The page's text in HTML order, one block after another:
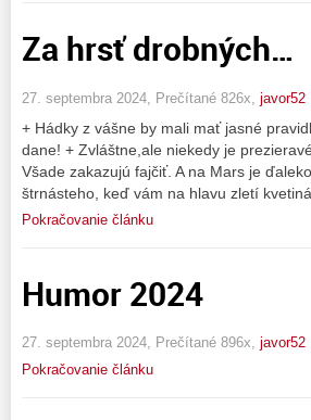
Za hrsť drobných…
27. septembra 2024, Prečítané 826x, javor52
+ Hádky z vášne by mali mať jasné
dane! + Zvláštne,ale niekedy je
Všade zakazujú fajčiť. A na Mars je
štrnásteho, keď vám na hlavu zletí
Pokračovanie článku
Humor 2024
27. septembra 2024, Prečítané 896x, javor52
Pokračovanie článku